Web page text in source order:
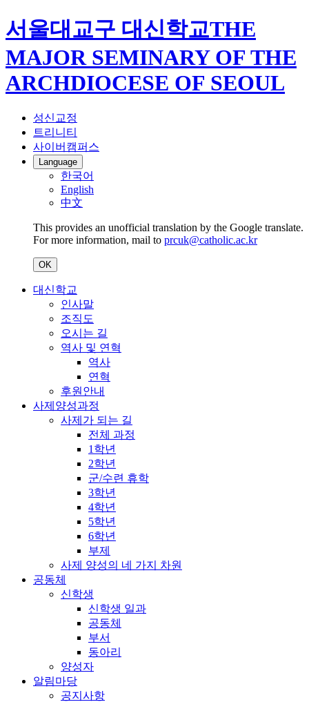
서울대교구 대신학교THE
MAJOR SEMINARY OF THE
ARCHDIOCESE OF SEOUL
성신교정
트리니티
사이버캠퍼스
Language
한국어
English
中文
This provides an unofficial translation by the Google translate.
For more information, mail to prcuk@catholic.ac.kr
OK
대신학교
인사말
조직도
오시는 길
역사 및 연혁
역사
연혁
후원안내
사제양성과정
사제가 되는 길
전체 과정
1학년
2학년
군/수련 휴학
3학년
4학년
5학년
6학년
부제
사제 양성의 네 가지 차원
공동체
신학생
신학생 일과
공동체
부서
동아리
양성자
알림마당
공지사항